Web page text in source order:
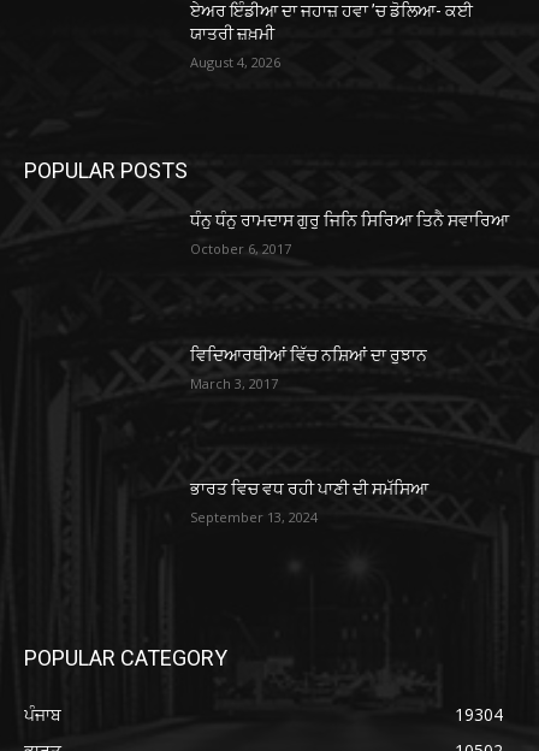
ਏਅਰ ਇੰਡੀਆ ਦਾ ਜਹਾਜ਼ ਹਵਾ ’ਚ ਡੋਲਿਆ- ਕਈ
ਯਾਤਰੀ ਜ਼ਖ਼ਮੀ
August 4, 2026
POPULAR POSTS
ਧੰਨੁ ਧੰਨੁ ਰਾਮਦਾਸ ਗੁਰੁ ਜਿਨਿ ਸਿਰਿਆ ਤਿਨੈ ਸਵਾਰਿਆ
October 6, 2017
ਵਿਦਿਆਰਥੀਆਂ ਵਿੱਚ ਨਸ਼ਿਆਂ ਦਾ ਰੁਝਾਨ
March 3, 2017
ਭਾਰਤ ਵਿਚ ਵਧ ਰਹੀ ਪਾਣੀ ਦੀ ਸਮੱਸਿਆ
September 13, 2024
POPULAR CATEGORY
ਪੰਜਾਬ
19304